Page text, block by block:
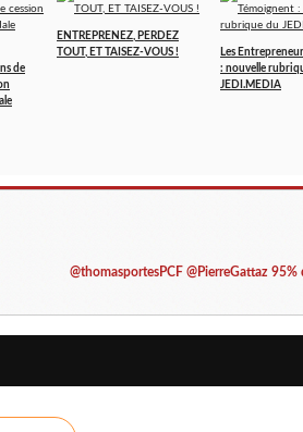
de
ENTREPRENEZ, PERDEZ
TOUT, ET TAISEZ-VOUS !
Les
: nouvelle
JEDI.MEDIA
@thomasportesPCF @PierreGattaz 95%